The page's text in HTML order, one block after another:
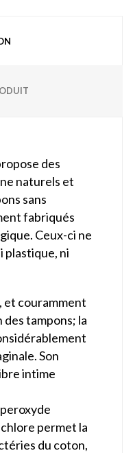
des
naturels et
sans
fabriqués
Ceux-ci ne
plastique, ni
et couramment
tampons; la
Son
intime
permet la
du coton,